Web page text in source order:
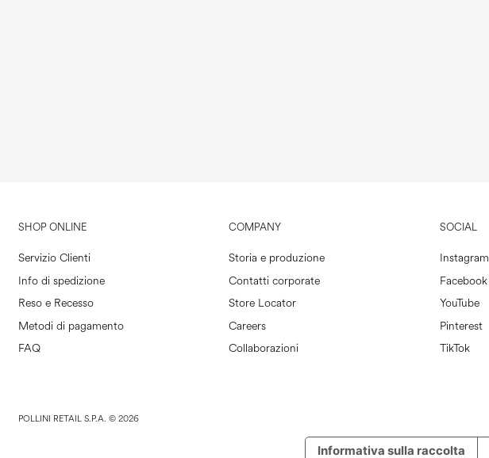
SHOP ONLINE
Servizio Clienti
Info di spedizione
Reso e Recesso
Metodi di pagamento
FAQ
COMPANY
Storia e produzione
Contatti corporate
Store Locator
Careers
Collaborazioni
SOCIAL
Instagram
Facebook
YouTube
Pinterest
TikTok
POLLINI RETAIL S.P.A. © 2026
Informativa sulla raccolta